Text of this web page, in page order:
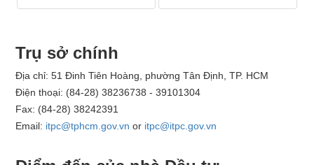
Trụ sở chính
Địa chỉ: 51 Đinh Tiên Hoàng, phường Tân Định, TP. HCM
Điện thoại: (84-28) 38236738 - 39101304
Fax: (84-28) 38242391
Email: itpc@tphcm.gov.vn or itpc@itpc.gov.vn